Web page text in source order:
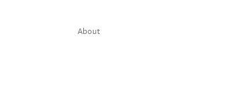
About